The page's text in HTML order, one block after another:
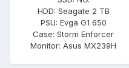
HDD: Seagate 2 TB
PSU: Evga G1 650
Case: Storm Enforcer
Monitor: Asus MX239H